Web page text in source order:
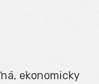
ekonomicky